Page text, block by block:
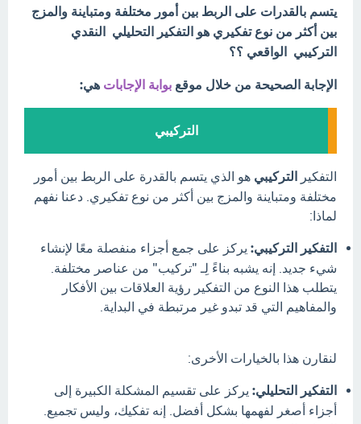
يتسم بالقدرات على الربط بين أمور مختلفة ومتباينة والمزج
بين أكثر من نوع تفكيري هو التفكير التحليلي النقدي
التركيبي الواقعي ؟؟
الإجابة الصحيحة من خلال موقع بوابة الإجابات هي:
التركيبي
التفكير التركيبي هو الذي يتسم بالقدرة على الربط بين أمور
مختلفة ومتباينة والمزج بين أكثر من نوع تفكيري. دعنا نفهم
لماذا:
التفكير التركيبي: يركز على جمع أجزاء منفصلة معًا لإنشاء
شيء جديد. إنه يشبه بناءً لِـ "تركيب" من عناصر مختلفة.
يتطلب هذا النوع من التفكير رؤية العلاقات بين الأفكار
والمفاهيم التي قد تبدو غير مرتبطة في البداية.
لنقارن هذا بالخيارات الأخرى:
التفكير التحليلي: يركز على تقسيم المشكلة الكبيرة إلى
أجزاء أصغر لفهمها بشكل أفضل. إنه تفكيك، وليس تجميع.